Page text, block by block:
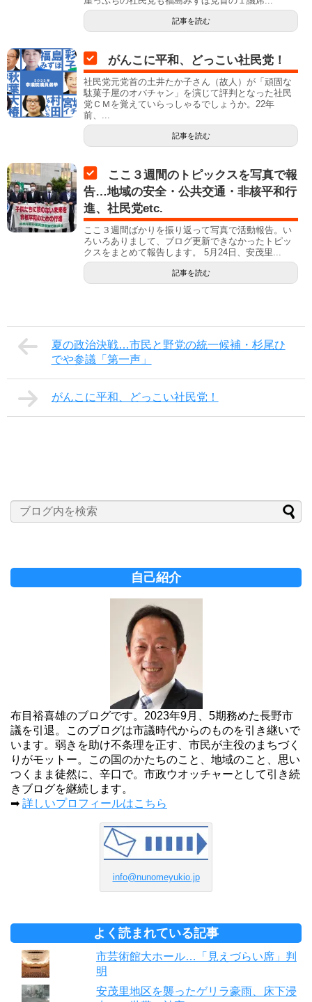
記事を読む
がんこに平和、どっこい社民党！
社民党元党首の土井たか子さん（故人）が「頑固な
駄菓子屋のオバチャン」を演じて評判となった社民
党ＣＭを覚えていらっしゃるでしょうか。22年
前、...
記事を読む
ここ３週間のトピックスを写真で報
告…地域の安全・公共交通・非核平和行
進、社民党etc.
ここ３週間ばかりを振り返って写真で活動報告。い
ろいろありまして、ブログ更新できなかったトピッ
クスをまとめて報告します。 5月24日、安茂里...
記事を読む
夏の政治決戦…市民と野党の統一候補・杉尾ひ
でや参議「第一声」
がんこに平和、どっこい社民党！
自己紹介
布目裕喜雄のブログです。2023年9月、5期務めた長野市
議を引退。このブログは市議時代からのものを引き継いで
います。弱きを助け不条理を正す、市民が主役のまちづく
りがモットー。この国のかたちのこと、地域のこと、思い
つくまま徒然に、辛口で。市政ウオッチャーとして引き続
きブログを継続します。
➡ 詳しいプロフィールはこちら
info@nunomeyukio.jp
よく読まれている記事
市芸術館大ホール…「見えづらい席」判
明
安茂里地区を襲ったゲリラ豪雨、床下浸